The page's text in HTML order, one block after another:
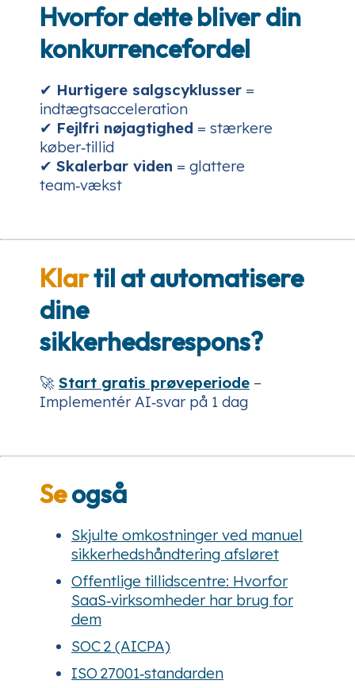
Hvorfor dette bliver din
konkurrencefordel
✔ Hurtigere salgs­cyklusser =
indtægtsacceleration
✔ Fejlfri nøjagtighed = stærkere
køber‑tillid
✔ Skalerbar viden = glattere
team‑vækst
Klartil at automatisere
dine
sikkerhedsrespons?
🚀 Start gratis prøveperiode –
Implementér AI‑svar på 1 dag
Seogså
Skjulte omkostninger ved manuel
sikkerhedshåndtering afsløret
Offentlige tillidscentre: Hvorfor
SaaS‑virksomheder har brug for
dem
SOC 2 (AICPA)
ISO 27001‑standarden